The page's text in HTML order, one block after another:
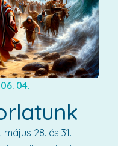
04.
28. és 31.